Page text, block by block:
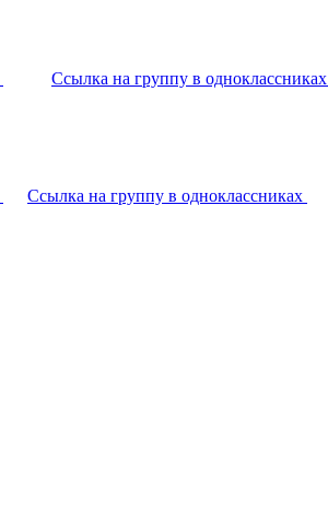
Ссылка на группу в одноклассниках
Ссылка на группу в одноклассниках